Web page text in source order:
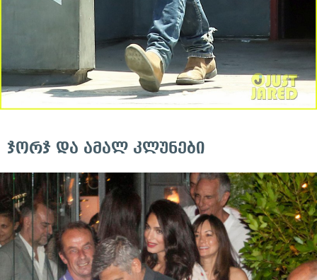
ჯორჯ და ამალ კლუნები